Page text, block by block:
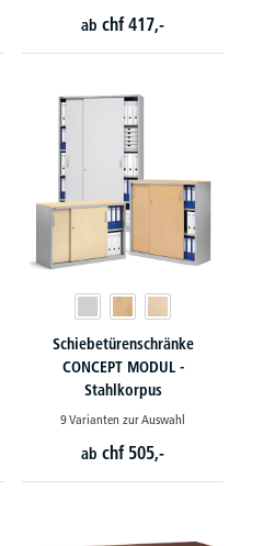
ab chf 417,-
Schiebetürenschränke
CONCEPT MODUL -
Stahlkorpus
9 Varianten zur Auswahl
ab chf 505,-